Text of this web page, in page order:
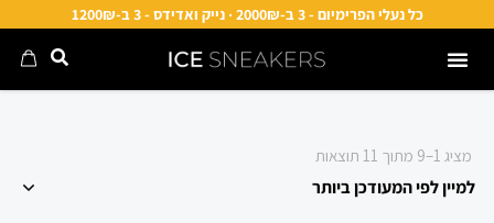
כל נעלי הפרימיום - 3 ב-2000₪ · נייק ואדידס - 3 ב-1200₪
מציג 1–9 מתוך 11 תוצאות